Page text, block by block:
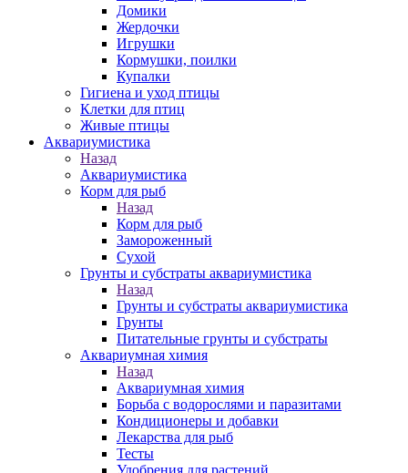
Домики
Жердочки
Игрушки
Кормушки, поилки
Купалки
Гигиена и уход птицы
Клетки для птиц
Живые птицы
Аквариумистика
Назад
Аквариумистика
Корм для рыб
Назад
Корм для рыб
Замороженный
Сухой
Грунты и субстраты аквариумистика
Назад
Грунты и субстраты аквариумистика
Грунты
Питательные грунты и субстраты
Аквариумная химия
Назад
Аквариумная химия
Борьба с водорослями и паразитами
Кондиционеры и добавки
Лекарства для рыб
Тесты
Удобрения для растений